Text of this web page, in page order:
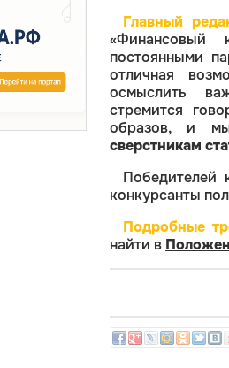
Главный
постоянными
отличная
осмыслить
стремится
образов, и
сверстникам
Победителей
конкурсанты
Подробные
найти в